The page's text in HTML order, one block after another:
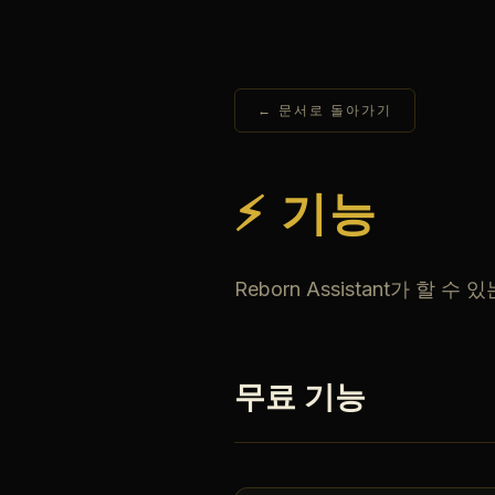
← 문서로 돌아가기
⚡ 기능
Reborn Assistant가 할 수 있
무료 기능